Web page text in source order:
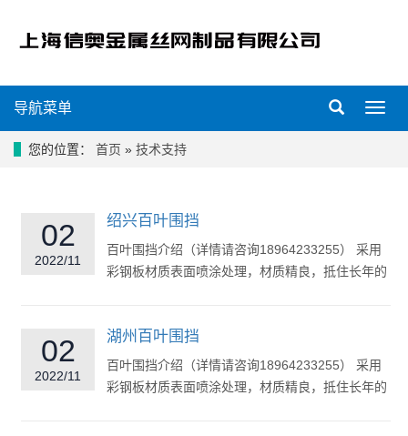
导
导航菜单
您的位置： 首页 » 技术支持
02
2022/11
绍兴百叶围挡
百叶围挡介绍（详情请咨询18964233255） 采用
彩钢板材质表面喷涂处理，材质精良，抵住长年的
02
2022/11
湖州百叶围挡
百叶围挡介绍（详情请咨询18964233255） 采用
彩钢板材质表面喷涂处理，材质精良，抵住长年的